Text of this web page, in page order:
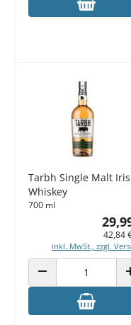
Tarbh Single Malt
Whiskey
700 ml
42,84
inkl. MwSt., zzgl.
ANZAHL VERRINGERN